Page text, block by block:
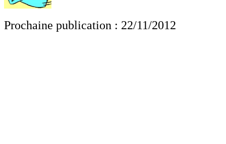
Prochaine publication : 22/11/2012